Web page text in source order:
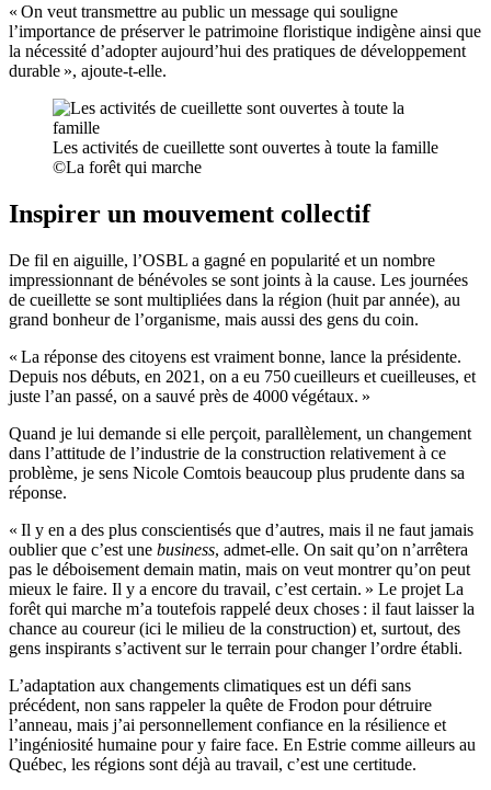
« On veut transmettre au public un message qui souligne
l’importance de préserver le patrimoine floristique indigène ainsi que
la nécessité d’adopter aujourd’hui des pratiques de développement
durable », ajoute-t-elle.
Les activités de cueillette sont ouvertes à toute la famille
©La forêt qui marche
Inspirer un mouvement collectif
De fil en aiguille, l’OSBL a gagné en popularité et un nombre
impressionnant de bénévoles se sont joints à la cause. Les journées
de cueillette se sont multipliées dans la région (huit par année), au
grand bonheur de l’organisme, mais aussi des gens du coin.
« La réponse des citoyens est vraiment bonne, lance la présidente.
Depuis nos débuts, en 2021, on a eu 750 cueilleurs et cueilleuses, et
juste l’an passé, on a sauvé près de 4000 végétaux. »
Quand je lui demande si elle perçoit, parallèlement, un changement
dans l’attitude de l’industrie de la construction relativement à ce
problème, je sens Nicole Comtois beaucoup plus prudente dans sa
réponse.
« Il y en a des plus conscientisés que d’autres, mais il ne faut jamais
oublier que c’est une business, admet-elle. On sait qu’on n’arrêtera
pas le déboisement demain matin, mais on veut montrer qu’on peut
mieux le faire. Il y a encore du travail, c’est certain. » Le projet La
forêt qui marche m’a toutefois rappelé deux choses : il faut laisser la
chance au coureur (ici le milieu de la construction) et, surtout, des
gens inspirants s’activent sur le terrain pour changer l’ordre établi.
L’adaptation aux changements climatiques est un défi sans
précédent, non sans rappeler la quête de Frodon pour détruire
l’anneau, mais j’ai personnellement confiance en la résilience et
l’ingéniosité humaine pour y faire face. En Estrie comme ailleurs au
Québec, les régions sont déjà au travail, c’est une certitude.